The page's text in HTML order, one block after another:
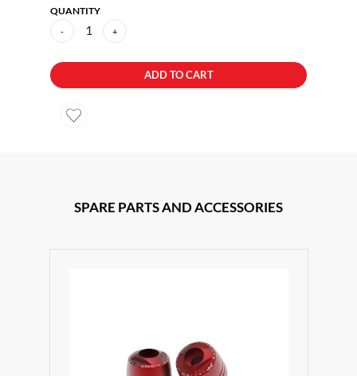
QUANTITY
- 1 +
ADD TO CART
SPARE PARTS AND ACCESSORIES